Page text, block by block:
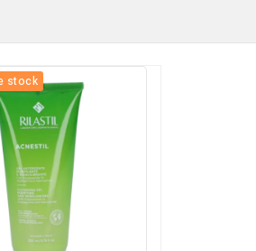
stock